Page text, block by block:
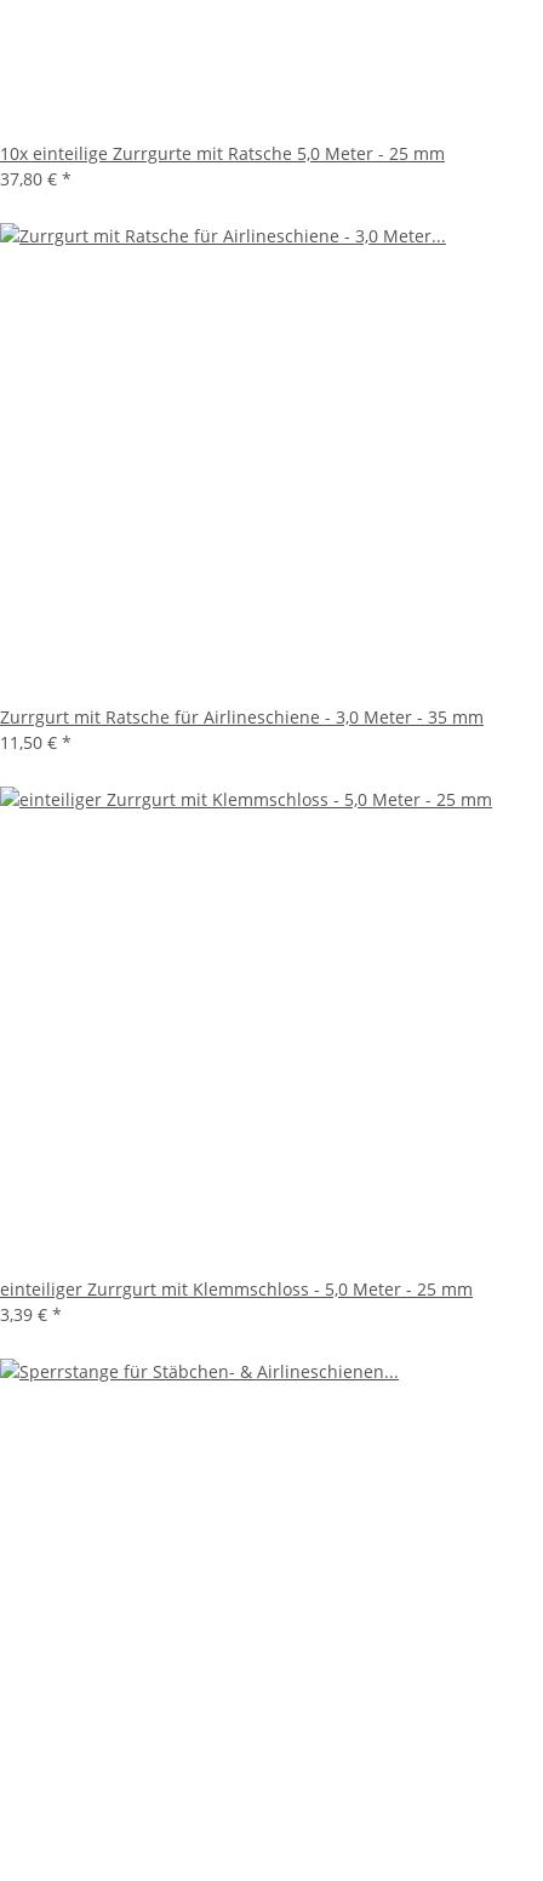
10x einteilige Zurrgurte mit Ratsche 5,0 Meter - 25 mm
37,80 € *
Zurrgurt mit Ratsche für Airlineschiene - 3,0 Meter - 35 mm
11,50 € *
einteiliger Zurrgurt mit Klemmschloss - 5,0 Meter - 25 mm
3,39 € *